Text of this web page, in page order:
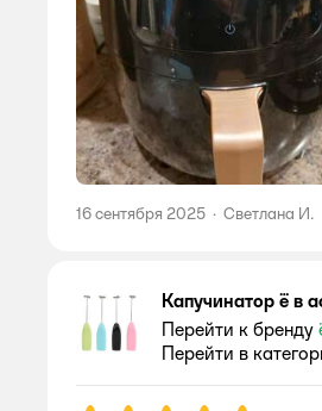
16 сентября 2025 · Светлана И.
Капучинатор ё в
Перейти к бренду
Перейти в